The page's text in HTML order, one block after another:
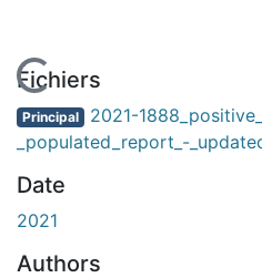
En cours de chargement...
Fichiers
Principal 2021-
_populated_report_-
Date
2021
Authors